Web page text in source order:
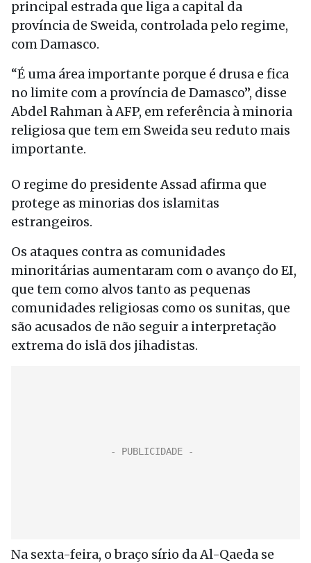
principal estrada que liga a capital da
província de Sweida, controlada pelo regime,
com Damasco.
“É uma área importante porque é drusa e fica
no limite com a província de Damasco”, disse
Abdel Rahman à AFP, em referência à minoria
religiosa que tem em Sweida seu reduto mais
importante.
O regime do presidente Assad afirma que
protege as minorias dos islamitas
estrangeiros.
Os ataques contra as comunidades
minoritárias aumentaram com o avanço do EI,
que tem como alvos tanto as pequenas
comunidades religiosas como os sunitas, que
são acusados de não seguir a interpretação
extrema do islã dos jihadistas.
Na sexta-feira, o braço sírio da Al-Qaeda se